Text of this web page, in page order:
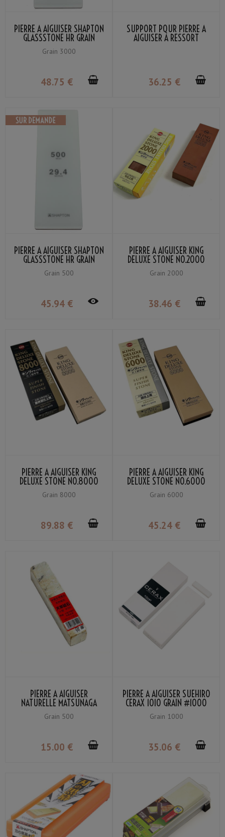
PIERRE À AIGUISER SHAPTON
GLASSSTONE HR GRAIN
#3000
Grain 3000
48.75 €
SUPPORT POUR PIERRE À
AIGUISER À RESSORT
36.25 €
PIERRE À AIGUISER SHAPTON
GLASSSTONE HR GRAIN
#500
Grain 500
45.94 €
PIERRE À AIGUISER KING
DELUXE STONE NO.2000
GRAIN #2000
Grain 2000
38.46 €
PIERRE À AIGUISER KING
DELUXE STONE NO.8000
GRAIN #8000 AVEC
SUPPORT
Grain 8000
89.88 €
PIERRE À AIGUISER KING
DELUXE STONE NO.6000
GRAIN #6000 AVEC
SUPPORT
Grain 6000
45.24 €
PIERRE À AIGUISER
NATURELLE MATSUNAGA
AMAKUSA PETITE GRAIN
#500
Grain 500
15.00 €
PIERRE À AIGUISER SUEHIRO
CERAX 1010 GRAIN #1000
Grain 1000
35.06 €